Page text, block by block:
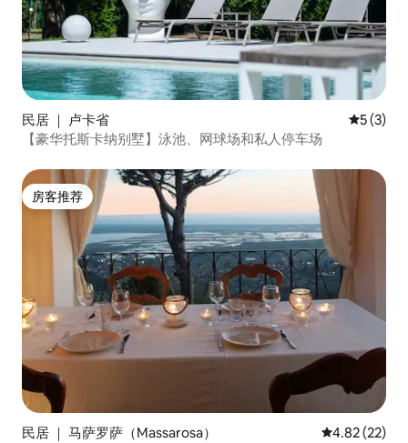
民居 ｜ 卢卡省 平均评分
5 (3)
【豪华托斯卡纳别墅】泳池、网球场和私人停车场
房客推荐
房客推荐
民居 ｜ 马萨罗萨（Massarosa） 平均评分
4.82 (22)